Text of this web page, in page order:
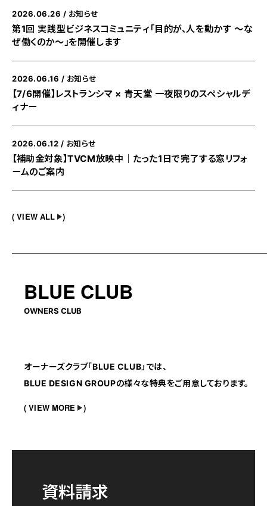
第1回 実践型ビジネスコミュニティ「目的が、人を動かす ～な
ぜ働くのか～」を開催します
2026.06.26 お知らせ
【7/6開催】レストランシマ × 青天堂 一夜限りのスペシャルデ
ィナー
2026.06.16 お知らせ
【補助金対象】TVCM放映中｜たった1日で完了する窓リフォ
ームのご案内
2026.06.12 お知らせ
VIEW ALL
BLUE CLUB
OWNERS CLUB
オーナーズクラブ「BLUE CLUB」では、
BLUE DESIGN GROUPの様々な特典をご用意しております。
VIEW MORE
資料請求